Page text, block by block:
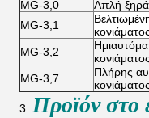
MG-3,0
Απλή
MG-3,1
κονιάματος
MG-3,2
κονιάματος
MG-3,7
Πλήρης
κονιάματος
3. Προϊόν στο